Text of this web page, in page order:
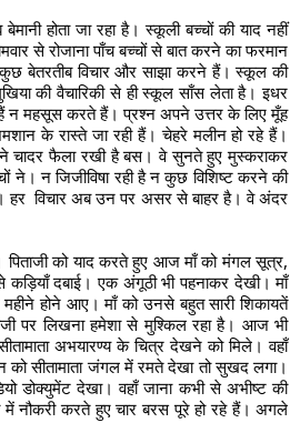
होता जा रहा है। स्कूली बच्चों की याद नहीं
से रोजाना पाँच बच्चों से बात करने का फरमान
बेतरतीब विचार और साझा करने हैं। स्कूल की
की वैचारिकी से ही स्कूल साँस लेता है। इधर
हैं न महसूस करते हैं। प्रश्न अपने उत्तर के लिए मूँह
के रास्ते जा रही हैं। चेहरे मलीन हो रहे हैं।
फैला रखी है बस। वे सुनते हुए मुस्कराकर
न जिजीविषा रही है न कुछ विशिष्ट करने की
हर  विचार अब उन पर असर से बाहर है। वे अंदर
पिताजी को याद करते हुए आज माँ को मंगल सूत्र,
दबाई। एक अंगूठी भी पहनाकर देखी। माँ
होने आए। माँ को उनसे बहुत सारी शिकायतें
पर लिखना हमेशा से मुश्किल रहा है। आज भी
अभयारण्य के चित्र देखने को मिले। वहाँ
को सीतामाता जंगल में रमते देखा तो सुखद लगा।
डोक्युमेंट देखा। वहाँ जाना कभी से अभीष्ट की
नौकरी करते हुए चार बरस पूरे हो रहे हैं। अगले